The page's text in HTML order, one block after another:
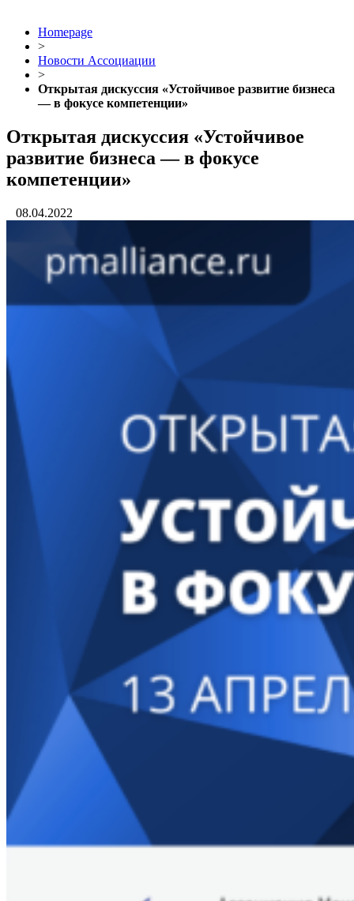
Homepage
>
Новости Ассоциации
>
Открытая дискуссия «Устойчивое развитие бизнеса
— в фокусе компетенции»
Открытая дискуссия «Устойчивое
развитие бизнеса — в фокусе
компетенции»
08.04.2022